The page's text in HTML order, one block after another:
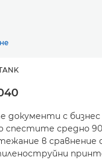
с бизнес
спестите средно
в сравнение